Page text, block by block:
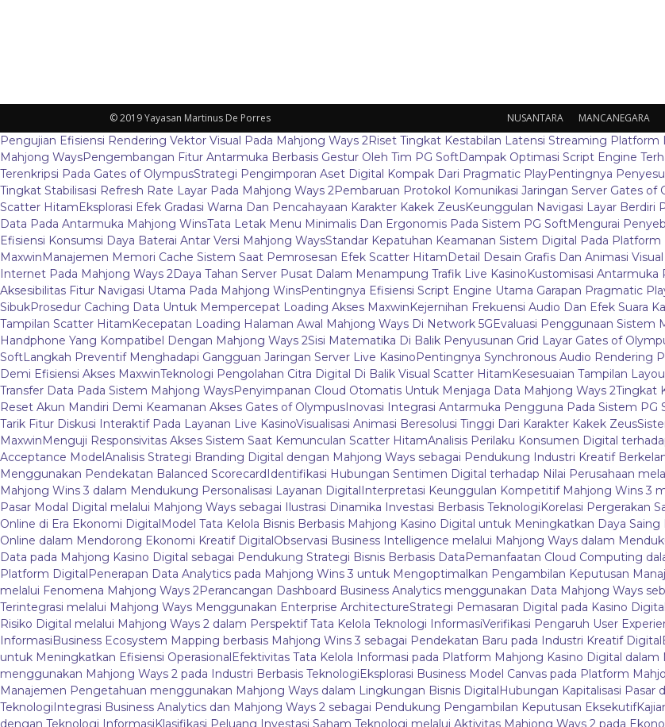
NUSANTARA MANCANEGARA
© 2019 Yayasan Martinus De Porres
Pengujian Efisiensi Rendering Vektor Visual Pada Mahjong Ways 2Riset Tingkat Kestabilan Latensi Streaming Platform
Mahjong WaysPengembangan Fitur Antarmuka Berbasis Gestur Oleh Tim PG SoftDampak Optimasi Script Engine
Terenkripsi Pada Gates of OlympusStrategi Pengimporan Aset Digital Kompak Dari Pragmatic PlayPentingnya
Tingkat Stabilisasi Refresh Rate Layar Pada Mahjong Ways 2Pembaruan Protokol Komunikasi Jaringan Server Gates of
Scatter HitamEksplorasi Efek Gradasi Warna Dan Pencahayaan Karakter Kakek ZeusKeunggulan Navigasi Layar Berdiri
Data Pada Antarmuka Mahjong WinsTata Letak Menu Minimalis Dan Ergonomis Pada Sistem PG SoftMengurai
Efisiensi Konsumsi Daya Baterai Antar Versi Mahjong WaysStandar Kepatuhan Keamanan Sistem Digital Pada Platform
MaxwinManajemen Memori Cache Sistem Saat Pemrosesan Efek Scatter HitamDetail Desain Grafis Dan Animasi
Internet Pada Mahjong Ways 2Daya Tahan Server Pusat Dalam Menampung Trafik Live KasinoKustomisasi
Aksesibilitas Fitur Navigasi Utama Pada Mahjong WinsPentingnya Efisiensi Script Engine Utama Garapan Pragmatic
SibukProsedur Caching Data Untuk Mempercepat Loading Akses MaxwinKejernihan Frekuensi Audio Dan Efek Suara
Tampilan Scatter HitamKecepatan Loading Halaman Awal Mahjong Ways Di Network 5GEvaluasi Penggunaan Sistem
Handphone Yang Kompatibel Dengan Mahjong Ways 2Sisi Matematika Di Balik Penyusunan Grid Layar Gates of
SoftLangkah Preventif Menghadapi Gangguan Jaringan Server Live KasinoPentingnya Synchronous Audio Rendering
Demi Efisiensi Akses MaxwinTeknologi Pengolahan Citra Digital Di Balik Visual Scatter HitamKesesuaian Tampilan
Transfer Data Pada Sistem Mahjong WaysPenyimpanan Cloud Otomatis Untuk Menjaga Data Mahjong Ways 2Tingkat
Reset Akun Mandiri Demi Keamanan Akses Gates of OlympusInovasi Integrasi Antarmuka Pengguna Pada Sistem PG
Tarik Fitur Diskusi Interaktif Pada Layanan Live KasinoVisualisasi Animasi Beresolusi Tinggi Dari Karakter Kakek Zeus
MaxwinMenguji Responsivitas Akses Sistem Saat Kemunculan Scatter HitamAnalisis Perilaku Konsumen Digital
Acceptance ModelAnalisis Strategi Branding Digital dengan Mahjong Ways sebagai Pendukung Industri Kreatif
Menggunakan Pendekatan Balanced ScorecardIdentifikasi Hubungan Sentimen Digital terhadap Nilai Perusahaan
Mahjong Wins 3 dalam Mendukung Personalisasi Layanan DigitalInterpretasi Keunggulan Kompetitif Mahjong Wins 3
Pasar Modal Digital melalui Mahjong Ways sebagai Ilustrasi Dinamika Investasi Berbasis TeknologiKorelasi Pergerakan
Online di Era Ekonomi DigitalModel Tata Kelola Bisnis Berbasis Mahjong Kasino Digital untuk Meningkatkan Daya
Online dalam Mendorong Ekonomi Kreatif DigitalObservasi Business Intelligence melalui Mahjong Ways dalam
Data pada Mahjong Kasino Digital sebagai Pendukung Strategi Bisnis Berbasis DataPemanfaatan Cloud Computing
Platform DigitalPenerapan Data Analytics pada Mahjong Wins 3 untuk Mengoptimalkan Pengambilan Keputusan
melalui Fenomena Mahjong Ways 2Perancangan Dashboard Business Analytics menggunakan Data Mahjong Ways
Terintegrasi melalui Mahjong Ways Menggunakan Enterprise ArchitectureStrategi Pemasaran Digital pada Kasino
Risiko Digital melalui Mahjong Ways 2 dalam Perspektif Tata Kelola Teknologi InformasiVerifikasi Pengaruh User
InformasiBusiness Ecosystem Mapping berbasis Mahjong Wins 3 sebagai Pendekatan Baru pada Industri Kreatif Digital
untuk Meningkatkan Efisiensi OperasionalEfektivitas Tata Kelola Informasi pada Platform Mahjong Kasino Digital dalam
menggunakan Mahjong Ways 2 pada Industri Berbasis TeknologiEksplorasi Business Model Canvas pada Platform
Manajemen Pengetahuan menggunakan Mahjong Ways dalam Lingkungan Bisnis DigitalHubungan Kapitalisasi Pasar
TeknologiIntegrasi Business Analytics dan Mahjong Ways 2 sebagai Pendukung Pengambilan Keputusan Eksekutif
dengan Teknologi InformasiKlasifikasi Peluang Investasi Saham Teknologi melalui Aktivitas Mahjong Ways 2 pada